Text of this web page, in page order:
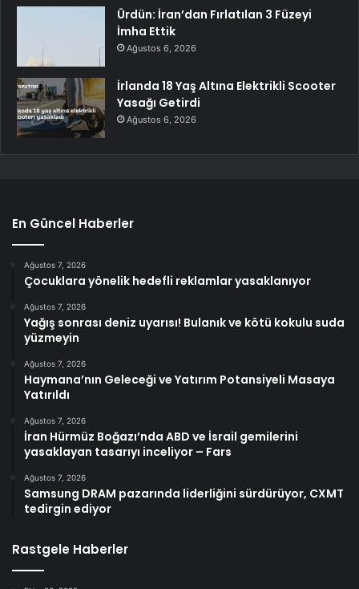
Ürdün: İran’dan Fırlatılan 3 Füzeyi
İmha Ettik
Ağustos 6, 2026
İrlanda 18 Yaş Altına Elektrikli Scooter
Yasağı Getirdi
Ağustos 6, 2026
En Güncel Haberler
Ağustos 7, 2026
Çocuklara yönelik hedefli reklamlar yasaklanıyor
Ağustos 7, 2026
Yağış sonrası deniz uyarısı! Bulanık ve kötü kokulu suda
yüzmeyin
Ağustos 7, 2026
Haymana’nın Geleceği ve Yatırım Potansiyeli Masaya
Yatırıldı
Ağustos 7, 2026
İran Hürmüz Boğazı’nda ABD ve İsrail gemilerini
yasaklayan tasarıyı inceliyor – Fars
Ağustos 7, 2026
Samsung DRAM pazarında liderliğini sürdürüyor, CXMT
tedirgin ediyor
Rastgele Haberler